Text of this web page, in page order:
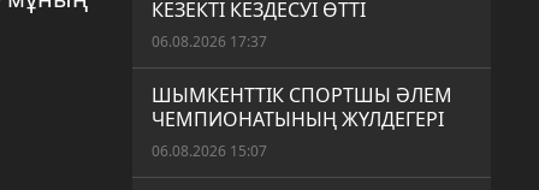
КЕЗЕКТІ КЕЗДЕСУІ ӨТТІ
06.08.2026 17:37
ШЫМКЕНТТІК СПОРТШЫ ӘЛЕМ
ЧЕМПИОНАТЫНЫҢ ЖҮЛДЕГЕРІ
06.08.2026 15:07